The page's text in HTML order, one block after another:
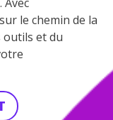
le chemin de la
outils et du